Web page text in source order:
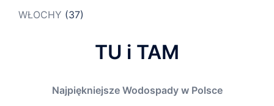
WŁOCHY (37)
TU i TAM
Najpiękniejsze Wodospady w Polsce